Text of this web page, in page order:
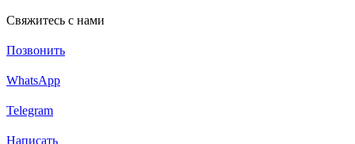
Свяжитесь с нами
Позвонить
WhatsApp
Telegram
Написать